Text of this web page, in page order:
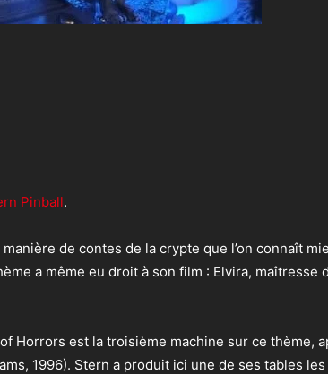
Pinball.
de contes de la crypte que l’on connaît
a même eu droit à son film : Elvira, maîtresse
Horrors est la troisième machine sur ce thème,
1996). Stern a produit ici une de ses tables